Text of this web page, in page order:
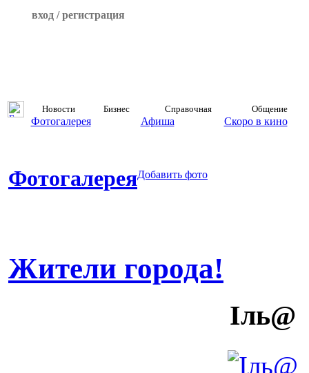
вход / регистрация
Новости Бизнес Справочная Общение
Фотогалерея Афиша Скоро в кино
ФотогалереяДобавить фото
Жители города!
Iль@